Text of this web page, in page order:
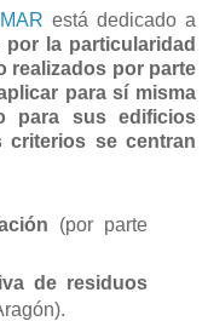
está dedicado a
la particularidad
realizados por parte
para sí misma
para sus edificios
criterios se centran
(por parte
de residuos